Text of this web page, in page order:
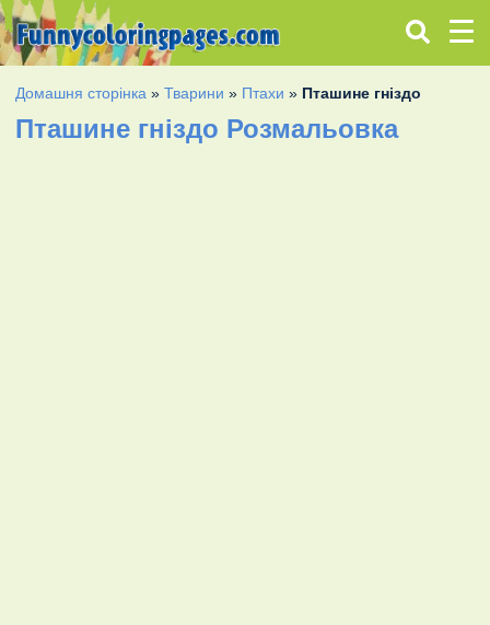
Домашня сторінка »Тварини » Птахи » Пташине гніздо
Пташине гніздо Розмальовка